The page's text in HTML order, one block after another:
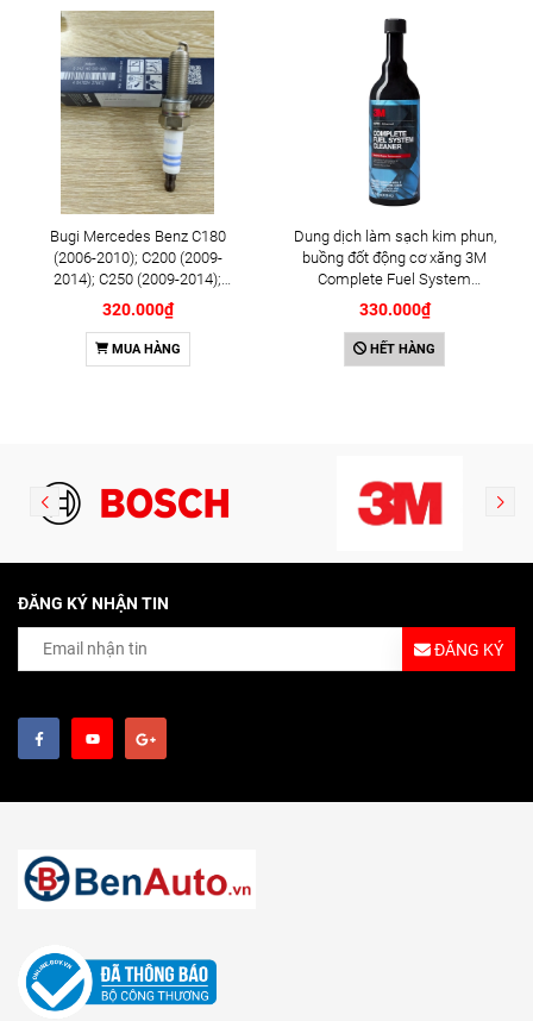
Bugi Mercedes Benz C180
(2006-2010); C200 (2009-
2014); C250 (2009-2014);
E250 (2009-2013); G500
(2008-2015); GL450 (2006-
2012), S500 (2005-2011);
SLK200 (2011-2015) chính
320.000₫
MUA HÀNG
Dung dịch làm sạch kim phun,
buồng đốt động cơ xăng 3M
Complete Fuel System
Cleaner 473ml (08813)
330.000₫
HẾT HÀNG
ĐĂNG KÝ NHẬN TIN
ĐĂNG KÝ